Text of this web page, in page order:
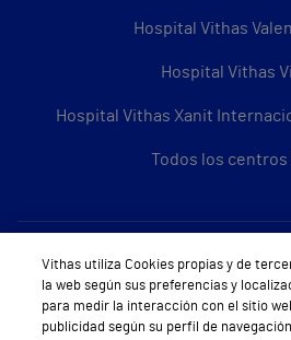
Hospital Vithas
Hospital Vithas
Hospital Vithas Xanit
Todos los centros
Sobre
Quiénes
Vithas utiliza Cookies propias y de
la web según sus preferencias y
para medir la interacción con el sitio
publicidad según su perfil de